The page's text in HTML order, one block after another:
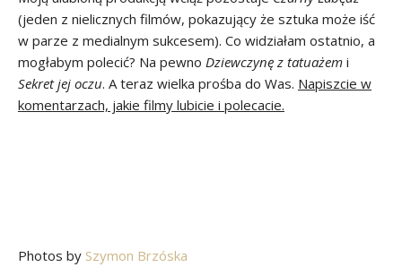
(jeden z nielicznych filmów, pokazujący że sztuka może iść
w parze z medialnym sukcesem). Co widziałam ostatnio, a
mogłabym polecić? Na pewno Dziewczynę z tatuażem i
Sekret jej oczu. A teraz wielka prośba do Was. Napiszcie w
komentarzach, jakie filmy lubicie i polecacie.
Photos by Szymon Brzóska